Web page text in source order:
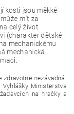
kosti jsou měkké
mít za
celý život
(charakter dětské
mechanickému
mechanická
zdravotně nezávadná.
Ministerstva
na hračky a